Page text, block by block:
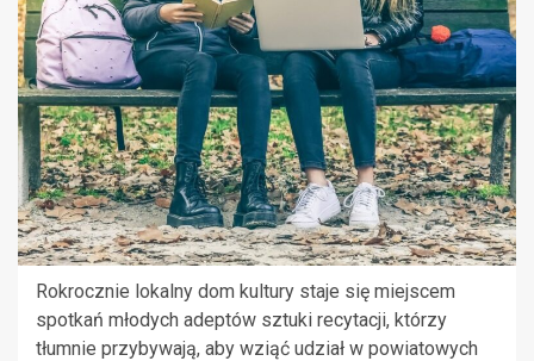
Rokrocznie lokalny dom kultury staje się miejscem
spotkań młodych adeptów sztuki recytacji, którzy
tłumnie przybywają, aby wziąć udział w powiatowych